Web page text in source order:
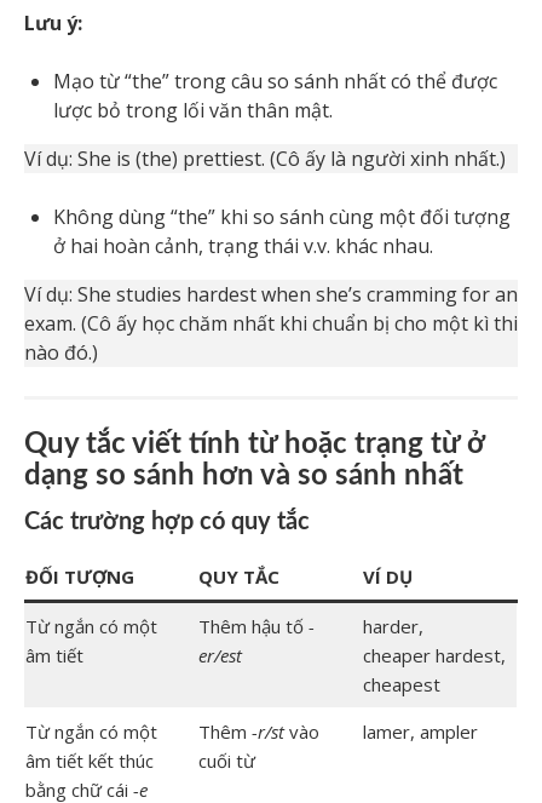
Lưu ý:
Mạo từ “the” trong câu so sánh nhất có thể được
lược bỏ trong lối văn thân mật.
Ví dụ: She is (the) prettiest. (Cô ấy là người xinh nhất.)
Không dùng “the” khi so sánh cùng một đối tượng
ở hai hoàn cảnh, trạng thái v.v. khác nhau.
Ví dụ: She studies hardest when she’s cramming for an
exam. (Cô ấy học chăm nhất khi chuẩn bị cho một kì thi
nào đó.)
Quy tắc viết tính từ hoặc trạng từ ở
dạng so sánh hơn và so sánh nhất
Các trường hợp có quy tắc
ĐỐI TƯỢNG QUY TẮC VÍ DỤ
Từ ngắn có một
âm tiết
Thêm hậu tố -
er/est
harder,
cheaper hardest,
cheapest
Từ ngắn có một
âm tiết kết thúc
bằng chữ cái -e
Thêm -r/stvào
cuối từ
lamer, ampler